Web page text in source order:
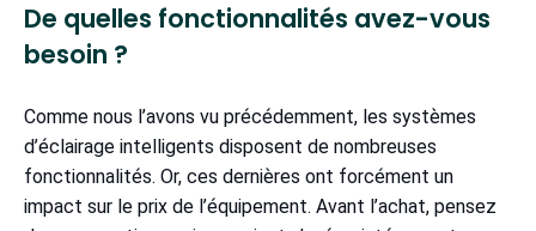
De quelles fonctionnalités avez-vous
besoin ?
Comme nous l’avons vu précédemment, les systèmes
d’éclairage intelligents disposent de nombreuses
fonctionnalités. Or, ces dernières ont forcément un
impact sur le prix de l’équipement. Avant l’achat, pensez